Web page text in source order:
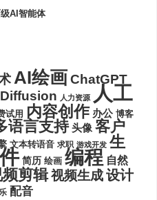
AI智能体
AI绘画ChatGPT
人力资源 人工
试用 内容创作 办公 博客
语言支持 头像 客户
文本转语音 求职 游戏开发 生
简历 绘画 编程 自然
剪辑视频生成设计
配音